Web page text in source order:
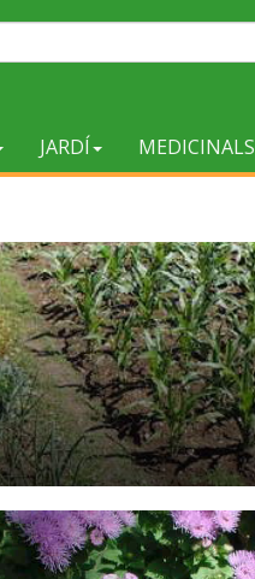
JARDÍ MEDICINALS